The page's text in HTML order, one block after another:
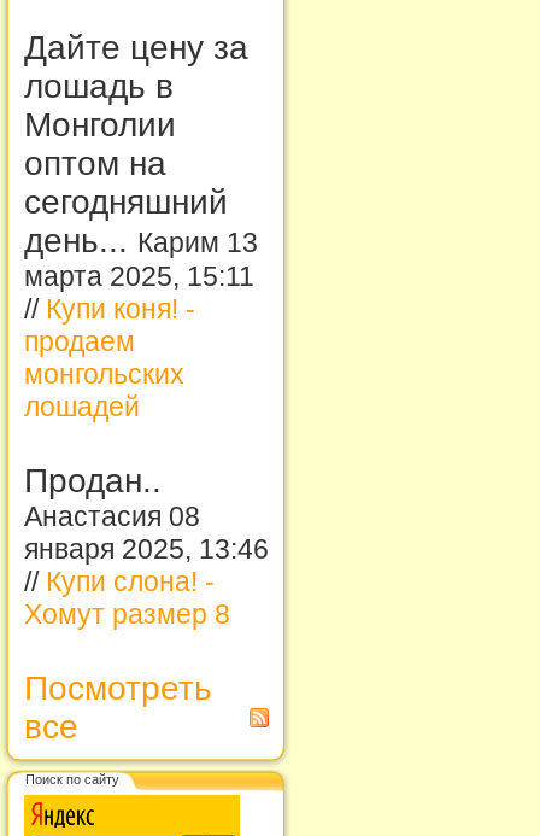
Дайте цену за
лошадь в
Монголии
оптом на
сегодняшний
день... Карим 13
марта 2025, 15:11
// Купи коня! -
продаем
монгольских
лошадей
Продан..
Анастасия 08
января 2025, 13:46
// Купи слона! -
Хомут размер 8
Посмотреть
все
Поиск по сайту